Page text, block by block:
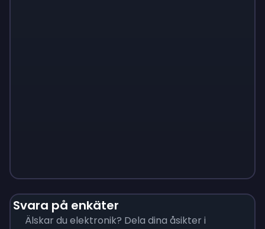
Svara på enkäter
Älskar du elektronik? Dela dina åsikter i